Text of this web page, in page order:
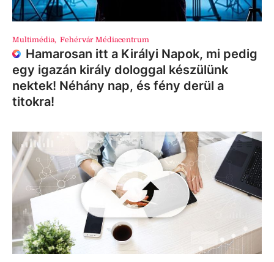
Multimédia, Fehérvár Médiacentrum
Hamarosan itt a Királyi Napok, mi pedig
egy igazán király dologgal készülünk
nektek! Néhány nap, és fény derül a
titokra!